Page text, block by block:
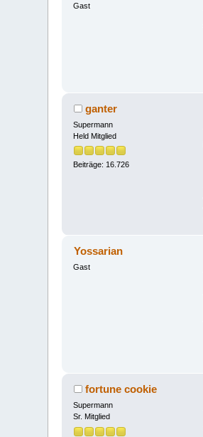
Gast
ganter
Supermann
Held Mitglied
Beiträge: 16.726
Yossarian
Gast
fortune cookie
Supermann
Sr. Mitglied